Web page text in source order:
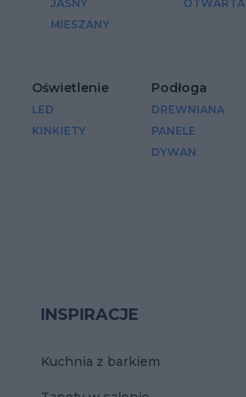
JASNY
MIESZANY
OTWARTA
Oświetlenie
LED
KINKIETY
Podłoga
DREWNIANA
PANELE
DYWAN
INSPIRACJE
Kuchnia z barkiem